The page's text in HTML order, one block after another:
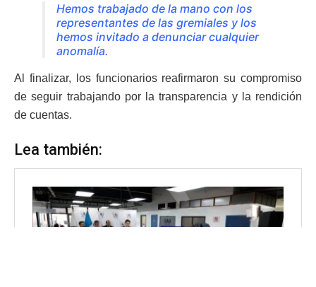
Hemos trabajado de la mano con los
representantes de las gremiales y los
hemos invitado a denunciar cualquier
anomalía.
Al finalizar, los funcionarios reafirmaron su compromiso
de seguir trabajando por la transparencia y la rendición
de cuentas.
Lea también: